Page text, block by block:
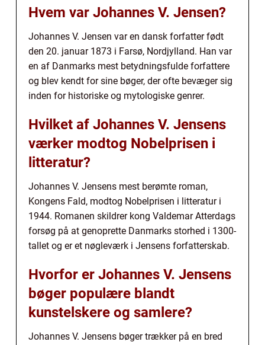
Hvem var Johannes V. Jensen?
Johannes V. Jensen var en dansk forfatter født
den 20. januar 1873 i Farsø, Nordjylland. Han var
en af Danmarks mest betydningsfulde forfattere
og blev kendt for sine bøger, der ofte bevæger sig
inden for historiske og mytologiske genrer.
Hvilket af Johannes V. Jensens
værker modtog Nobelprisen i
litteratur?
Johannes V. Jensens mest berømte roman,
Kongens Fald, modtog Nobelprisen i litteratur i
1944. Romanen skildrer kong Valdemar Atterdags
forsøg på at genoprette Danmarks storhed i 1300-
tallet og er et nøgleværk i Jensens forfatterskab.
Hvorfor er Johannes V. Jensens
bøger populære blandt
kunstelskere og samlere?
Johannes V. Jensens bøger trækker på en bred